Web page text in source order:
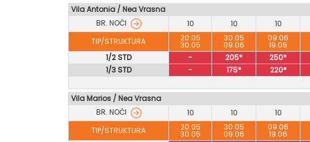
Vila Antonia / Nea Vrasna
BR. NOĆI
10 10 10
TIP/STRUKTURA
20.05
30.05
30.05
09.06
09.06
19.06
1/2 STD
- 205* 250*
1/3 STD
- 175* 220*
Vila Marios / Nea Vrasna
BR. NOĆI
10 10 10
TIP/STRUKTURA
20.05
30.05
30.05
09.06
09.06
19.06